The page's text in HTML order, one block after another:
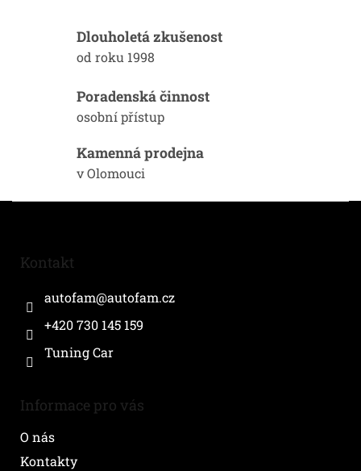
v
ý
u
Dlouholetá zkušenost
od roku 1998
Poradenská činnost
osobní přístup
Kamenná prodejna
v Olomouci
Kontakt
autofam@autofam.cz
+420 730 145 159
Tuning Car
Informace pro vás
O nás
Kontakty